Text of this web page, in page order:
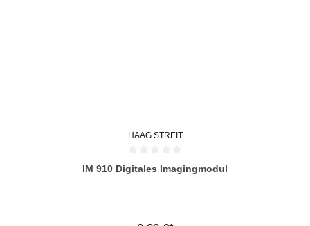
HAAG STREIT
Durchschnittliche Bewertung von 0 von 5 Sternen
IM 910 Digitales Imagingmodul